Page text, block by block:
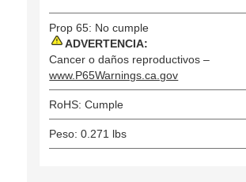
Prop 65: No cumple
ADVERTENCIA:
Cancer o daños reproductivos –
www.P65Warnings.ca.gov
RoHS: Cumple
Peso: 0.271 lbs